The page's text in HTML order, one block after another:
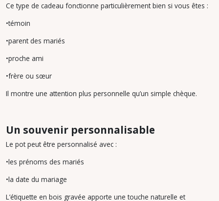
Ce type de cadeau fonctionne particulièrement bien si vous êtes :
•témoin
•parent des mariés
•proche ami
•frère ou sœur
Il montre une attention plus personnelle qu’un simple chèque.
Un souvenir personnalisable
Le pot peut être personnalisé avec :
•les prénoms des mariés
•la date du mariage
L’étiquette en bois gravée apporte une touche naturelle et